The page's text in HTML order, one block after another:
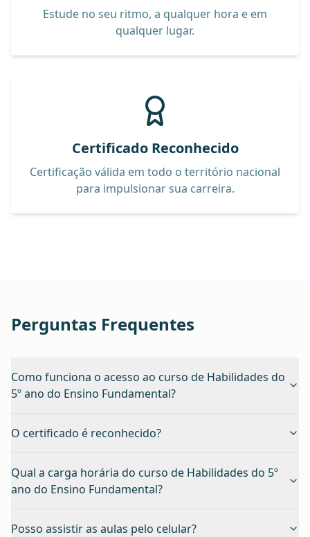
Estude no seu ritmo, a qualquer hora e em
qualquer lugar.
Certificado Reconhecido
Certificação válida em todo o território nacional
para impulsionar sua carreira.
Perguntas Frequentes
Como funciona o acesso ao curso de Habilidades do
5º ano do Ensino Fundamental?
O certificado é reconhecido?
Qual a carga horária do curso de Habilidades do 5º
ano do Ensino Fundamental?
Posso assistir as aulas pelo celular?